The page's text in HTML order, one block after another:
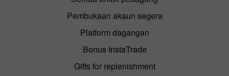
Pembukaan akaun segera
Platform dagangan
Bonus InstaTrade
Gifts for replenishment